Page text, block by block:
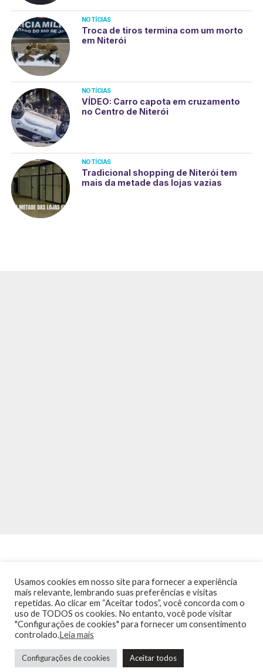
NOTÍCIAS
Troca de tiros termina com um morto
em Niterói
NOTÍCIAS
VÍDEO: Carro capota em cruzamento
no Centro de Niterói
NOTÍCIAS
Tradicional shopping de Niterói tem
mais da metade das lojas vazias
INÍCIO NOTÍCIAS AGENDA CONTATO
TRÂNSITO NA PONTE
TERMOS DE USO / POLÍTICA DE PRIVACIDADE
Guia de Niterói Informática LTDA Todos os Direitos Reservados
Usamos cookies em nosso site para fornecer a experiência
mais relevante, lembrando suas preferências e visitas
repetidas. Ao clicar em “Aceitar todos”, você concorda com o
uso de TODOS os cookies. No entanto, você pode visitar
"Configurações de cookies" para fornecer um consentimento
controlado.Leia mais
Configurações de cookies Aceitar todos